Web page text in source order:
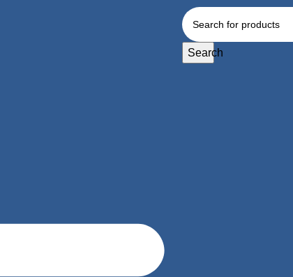
Search